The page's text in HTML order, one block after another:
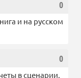
0
и на русском
0
в сценарии,